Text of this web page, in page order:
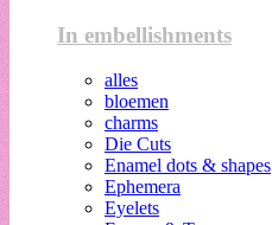
In embellishments
alles
bloemen
charms
Die Cuts
Enamel dots & shapes
Ephemera
Eyelets